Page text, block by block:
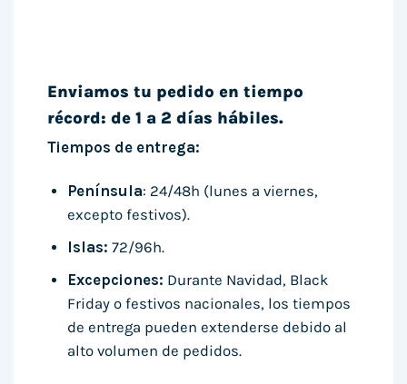
Enviamos tu pedido en tiempo
récord: de 1 a 2 días hábiles.
Tiempos de entrega:
Península: 24/48h (lunes a viernes,
excepto festivos).
Islas: 72/96h.
Excepciones: Durante Navidad, Black
Friday o festivos nacionales, los tiempos
de entrega pueden extenderse debido al
alto volumen de pedidos.